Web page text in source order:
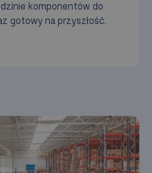
komponentów do
gotowy na przyszłość.